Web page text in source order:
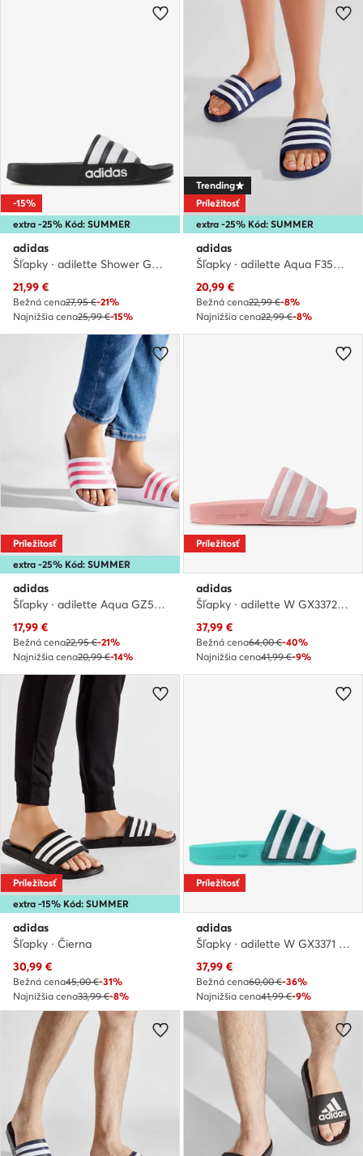
extra -25% Kód: SUMMER
-15%
adidas
Šľapky · adilette Shower GZ5922 · Čierna
Aktuálna cena
21,99 €
Bežná cena27,95 €-21%
Najnižšia cena25,99 €-15%
extra -25% Kód: SUMMER
Trending
Príležitosť
adidas
Šľapky · adilette Aqua F35542 · Tmavomodrá
Aktuálna cena
20,99 €
Bežná cena22,99 €-8%
Najnižšia cena22,99 €-8%
extra -25% Kód: SUMMER
Príležitosť
adidas
Šľapky · adilette Aqua GZ5237 · Biela
Aktuálna cena
17,99 €
Bežná cena22,95 €-21%
Najnižšia cena20,99 €-14%
Príležitosť
adidas
Šľapky · adilette W GX3372 · Ružová
Aktuálna cena
37,99 €
Bežná cena64,00 €-40%
Najnižšia cena41,99 €-9%
extra -15% Kód: SUMMER
Príležitosť
adidas
Šľapky · Čierna
Aktuálna cena
30,99 €
Bežná cena45,00 €-31%
Najnižšia cena33,99 €-8%
Príležitosť
adidas
Šľapky · adilette W GX3371 · Zelená
Aktuálna cena
37,99 €
Bežná cena60,00 €-36%
Najnižšia cena41,99 €-9%